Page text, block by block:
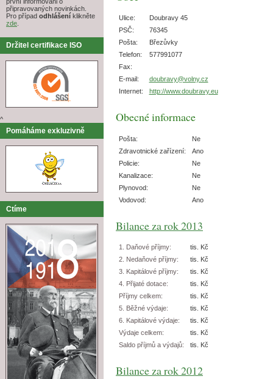
první informováni o
připravovaných novinkách.
Pro případ odhlášení klikněte
zde.
Držitel certifikace ISO
^
Pomáháme exkluzivně
Ctíme
Ulice:
Doubravy 45
PSČ:
76345
Pošta:
Březůvky
Telefon:
577991077
Fax:
E-mail:
doubravy@volny.cz
Internet:
http://www.doubravy.eu
Obecné informace
Pošta:
Ne
Zdravotnické zařízení:
Ano
Policie:
Ne
Kanalizace:
Ne
Plynovod:
Ne
Vodovod:
Ano
Bilance za rok 2013
1. Daňové příjmy:
tis. Kč
2. Nedaňové příjmy:
tis. Kč
3. Kapitálové příjmy:
tis. Kč
4. Přijaté dotace:
tis. Kč
Příjmy celkem:
tis. Kč
5. Běžné výdaje:
tis. Kč
6. Kapitálové výdaje:
tis. Kč
Výdaje celkem:
tis. Kč
Saldo příjmů a výdajů:
tis. Kč
Bilance za rok 2012